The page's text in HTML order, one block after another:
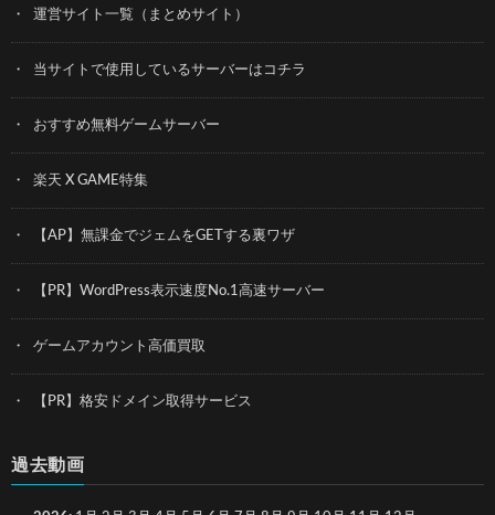
運営サイト一覧（まとめサイト）
当サイトで使用しているサーバーはコチラ
おすすめ無料ゲームサーバー
楽天 X GAME特集
【AP】無課金でジェムをGETする裏ワザ
【PR】WordPress表示速度No.1高速サーバー
ゲームアカウント高価買取
【PR】格安ドメイン取得サービス
過去動画